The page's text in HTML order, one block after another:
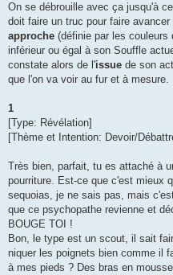
On se débrouille avec ça jusqu'à
doit faire un truc pour faire
approche (définie par les couleurs
inférieur ou égal à son Souffle
constate alors de l'issue de son
que l'on va voir au fur et à mesure.
1
[Type: Révélation]
[Thème et Intention: Devoir/
Très bien, parfait, tu es attaché à
pourriture. Est-ce que c'est mieux
sequoias, je ne sais pas, mais
que ce psychopathe revienne et
BOUGE TOI !
Bon, le type est un scout, il sait
niquer les poignets bien comme il
à mes pieds ? Des bras en